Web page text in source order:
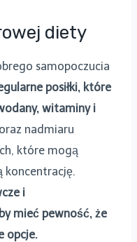
diety
samopoczucia
posiłki, które
witaminy i
nadmiaru
które mogą
koncentrację.
i
mieć pewność, że
opcje.